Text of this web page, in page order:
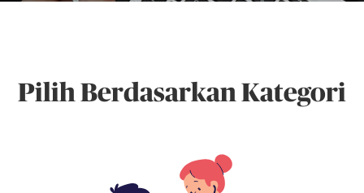
Pilih Berdasarkan Kategori